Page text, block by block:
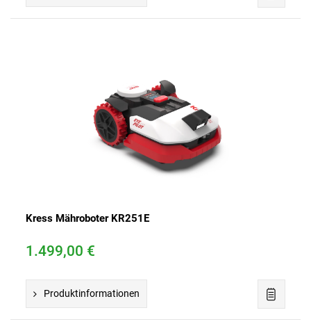
Kress Mähroboter KR251E
1.499,00 €
Produktinformationen